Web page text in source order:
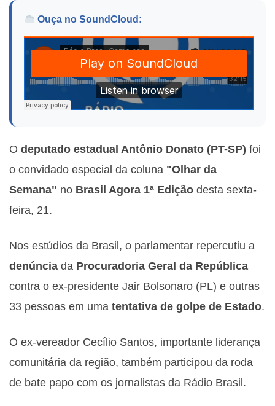
Ouça no SoundCloud:
O deputado estadual Antônio Donato (PT-SP) foi
o convidado especial da coluna "Olhar da
Semana" no Brasil Agora 1ª Edição desta sexta-
feira, 21.
Nos estúdios da Brasil, o parlamentar repercutiu a
denúncia da Procuradoria Geral da República
contra o ex-presidente Jair Bolsonaro (PL) e outras
33 pessoas em uma tentativa de golpe de Estado.
O ex-vereador Cecílio Santos, importante liderança
comunitária da região, também participou da roda
de bate papo com os jornalistas da Rádio Brasil.